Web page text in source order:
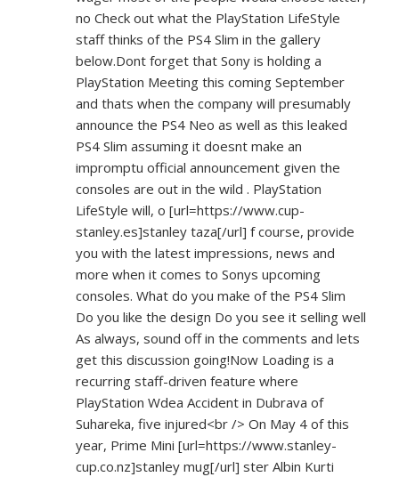
no Check out what the PlayStation LifeStyle
staff thinks of the PS4 Slim in the gallery
below.Dont forget that Sony is holding a
PlayStation Meeting this coming September
and thats when the company will presumably
announce the PS4 Neo as well as this leaked
PS4 Slim assuming it doesnt make an
impromptu official announcement given the
consoles are out in the wild . PlayStation
LifeStyle will, o [url=https://www.cup-
stanley.es]stanley taza[/url] f course, provide
you with the latest impressions, news and
more when it comes to Sonys upcoming
consoles. What do you make of the PS4 Slim
Do you like the design Do you see it selling well
As always, sound off in the comments and lets
get this discussion going!Now Loading is a
recurring staff-driven feature where
PlayStation Wdea Accident in Dubrava of
Suhareka, five injured<br /> On May 4 of this
year, Prime Mini [url=https://www.stanley-
cup.co.nz]stanley mug[/url] ster Albin Kurti